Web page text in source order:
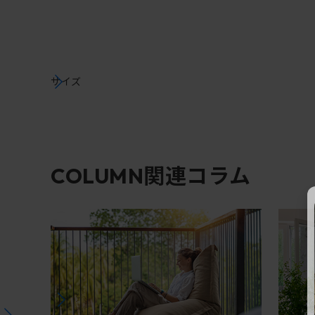
サイズ
COLUMN関連コラム